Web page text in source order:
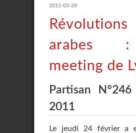
2011-03-28
Révolutions
arabes
meeting de
Partisan
2011
Le jeudi 24 février a